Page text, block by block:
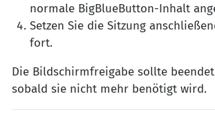
normale BigBlueButton-Inhalt
Setzen Sie die Sitzung
fort.
Die Bildschirmfreigabe sollte
sobald sie nicht mehr benötigt wird.